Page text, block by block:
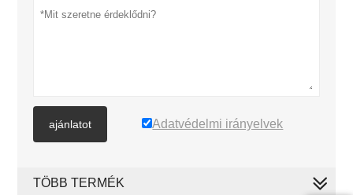
ajánlatot Adatvédelmi irányelvek
TÖBB TERMÉK